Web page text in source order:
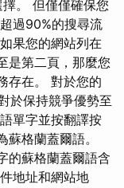
。 但僅僅確保您
過90%的搜尋流
果您的網站列在
是第二頁，那麼您
存在。 對於您的
於保持競爭優勢至
單字並按翻譯按
格蘭蓋爾語。
的蘇格蘭蓋爾語含
地址和網站地